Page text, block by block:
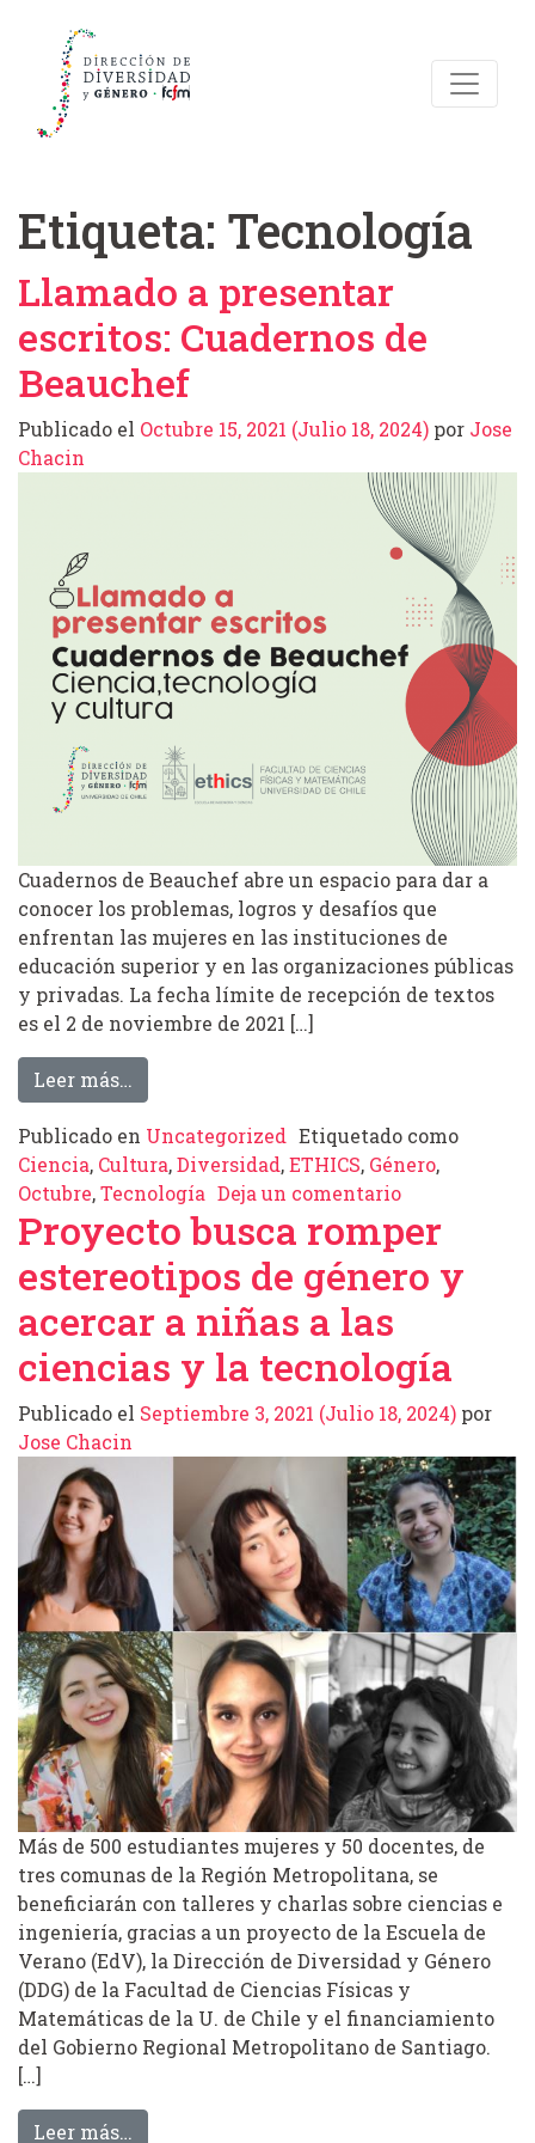
Etiqueta: Tecnología
Llamado a presentar
escritos: Cuadernos de
Beauchef
Publicado el Octubre 15, 2021 (Julio 18, 2024) por Jose
Chacin
Cuadernos de Beauchef abre un espacio para dar a
conocer los problemas, logros y desafíos que
enfrentan las mujeres en las instituciones de
educación superior y en las organizaciones públicas
y privadas. La fecha límite de recepción de textos
es el 2 de noviembre de 2021 […]
Leer más…
Publicado en Uncategorized Etiquetado como
Ciencia, Cultura,Diversidad,ETHICS, Género,
Octubre,Tecnología Deja un comentarioen Llamado a
Proyecto busca romper
estereotipos de género y
acercar a niñas a las
ciencias y la tecnología
Publicado el Septiembre 3, 2021 (Julio 18, 2024) por
Jose Chacin
Más de 500 estudiantes mujeres y 50 docentes, de
tres comunas de la Región Metropolitana, se
beneficiarán con talleres y charlas sobre ciencias e
ingeniería, gracias a un proyecto de la Escuela de
Verano (EdV), la Dirección de Diversidad y Género
(DDG) de la Facultad de Ciencias Físicas y
Matemáticas de la U. de Chile y el financiamiento
del Gobierno Regional Metropolitano de Santiago.
[…]
Leer más…